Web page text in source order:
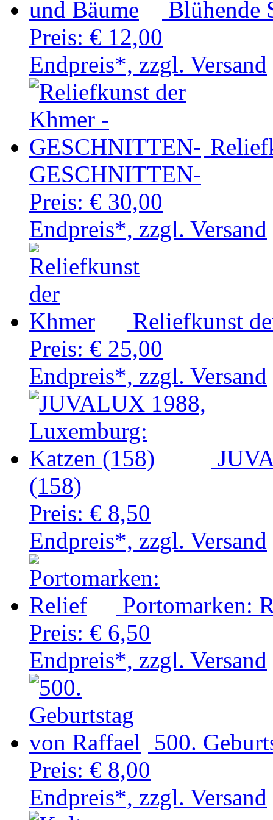
Blühende
Preis: € 12,00
Endpreis*, zzgl. Versand
GESCHNITTEN-
Preis: € 30,00
Endpreis*, zzgl. Versand
Reliefkunst
Preis: € 25,00
Endpreis*, zzgl. Versand
(158)
Preis: € 8,50
Endpreis*, zzgl. Versand
Portomarken:
Preis: € 6,50
Endpreis*, zzgl. Versand
500.
Preis: € 8,00
Endpreis*, zzgl. Versand